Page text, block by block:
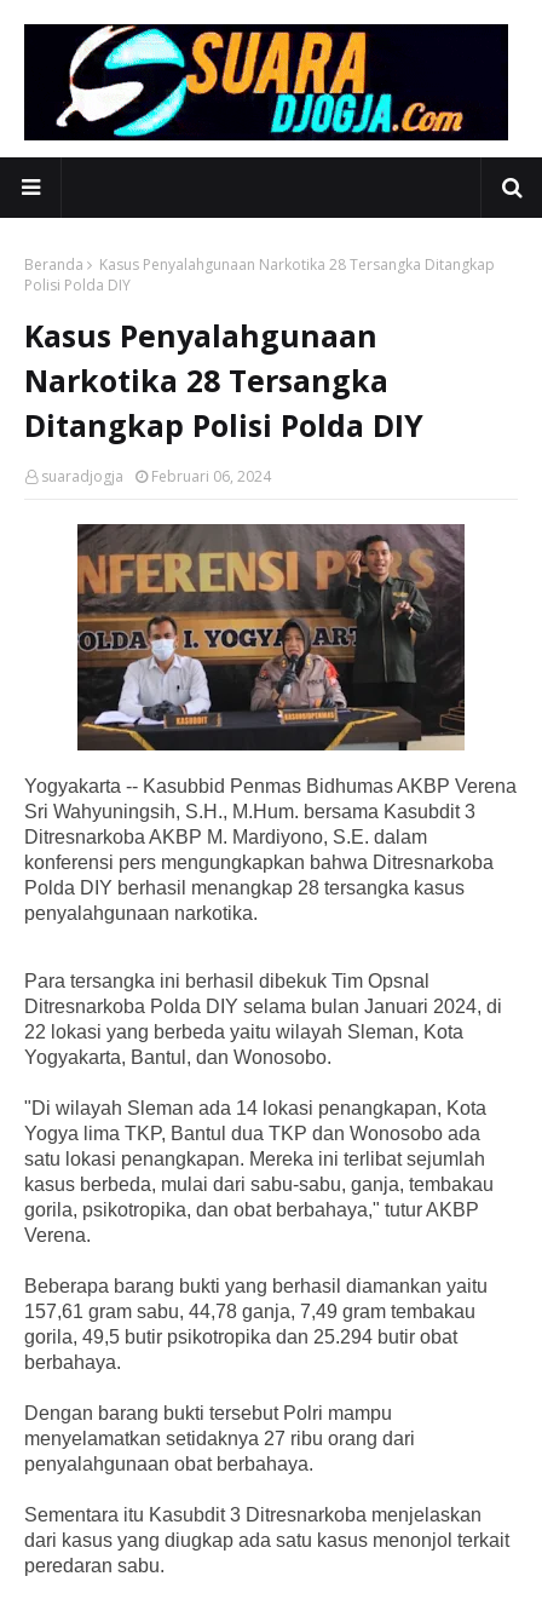
Beranda
Kasus Penyalahgunaan Narkotika 28 Tersangka Ditangkap
Polisi Polda DIY
Kasus Penyalahgunaan
Narkotika 28 Tersangka
Ditangkap Polisi Polda DIY
suaradjogja Februari 06, 2024
Yogyakarta -- Kasubbid Penmas Bidhumas AKBP Verena
Sri Wahyuningsih, S.H., M.Hum. bersama Kasubdit 3
Ditresnarkoba AKBP M. Mardiyono, S.E. dalam
konferensi pers mengungkapkan bahwa Ditresnarkoba
Polda DIY berhasil menangkap 28 tersangka kasus
penyalahgunaan narkotika.
Para tersangka ini berhasil dibekuk Tim Opsnal
Ditresnarkoba Polda DIY selama bulan Januari 2024, di
22 lokasi yang berbeda yaitu wilayah Sleman, Kota
Yogyakarta, Bantul, dan Wonosobo.
"Di wilayah Sleman ada 14 lokasi penangkapan, Kota
Yogya lima TKP, Bantul dua TKP dan Wonosobo ada
satu lokasi penangkapan. Mereka ini terlibat sejumlah
kasus berbeda, mulai dari sabu-sabu, ganja, tembakau
gorila, psikotropika, dan obat berbahaya," tutur AKBP
Verena.
Beberapa barang bukti yang berhasil diamankan yaitu
157,61 gram sabu, 44,78 ganja, 7,49 gram tembakau
gorila, 49,5 butir psikotropika dan 25.294 butir obat
berbahaya.
Dengan barang bukti tersebut Polri mampu
menyelamatkan setidaknya 27 ribu orang dari
penyalahgunaan obat berbahaya.
Sementara itu Kasubdit 3 Ditresnarkoba menjelaskan
dari kasus yang diugkap ada satu kasus menonjol terkait
peredaran sabu.